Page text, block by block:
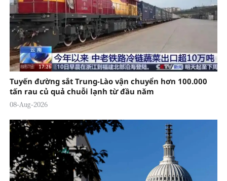
Tuyến đường sắt Trung-Lào vận chuyển hơn 100.000
tấn rau củ quả chuỗi lạnh từ đầu năm
08-Aug-2026